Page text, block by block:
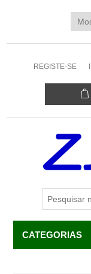
REGISTE-SE
CATEGORIAS